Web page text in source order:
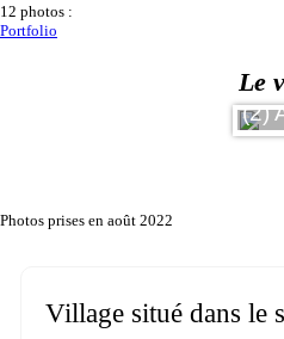
12 photos :
Portfolio
Le
(2) Autre
Photos prises en août 2022
Village situé dans le